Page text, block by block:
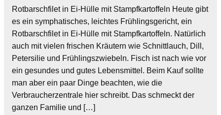
Rotbarschfilet in Ei-Hülle mit Stampfkartoffeln Heute gibt
es ein symphatisches, leichtes Frühlingsgericht, ein
Rotbarschfilet in Ei-Hülle mit Stampfkartoffeln. Natürlich
auch mit vielen frischen Kräutern wie Schnittlauch, Dill,
Petersilie und Frühlingszwiebeln. Fisch ist nach wie vor
ein gesundes und gutes Lebensmittel. Beim Kauf sollte
man aber ein paar Dinge beachten, wie die
Verbraucherzentrale hier schreibt. Das schmeckt der
ganzen Familie und […]